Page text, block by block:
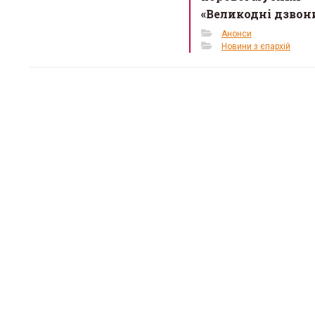
«Великодні
Анонси
Новини з єпархій